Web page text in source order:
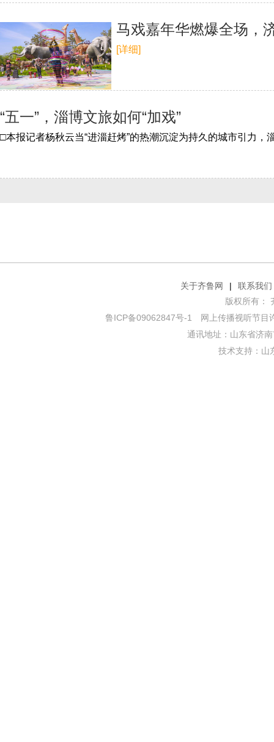
马戏嘉年华燃爆全场，
[详细]
“五一”，淄博文旅如何“加戏”
关于齐鲁网 |
联系我们
版权所有：
鲁ICP备09062847号-1
网上传播视听节目
通讯地址：山东省济
技术支持： 山